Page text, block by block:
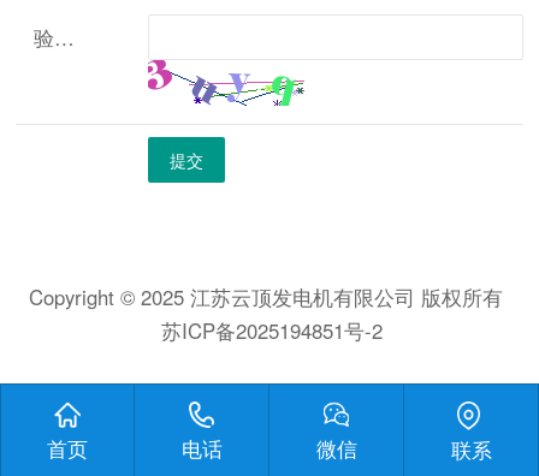
验证码
Copyright © 2025 江苏云顶发电机有限公司 版权所有
苏ICP备2025194851号-2
首页 电话 微信 联系